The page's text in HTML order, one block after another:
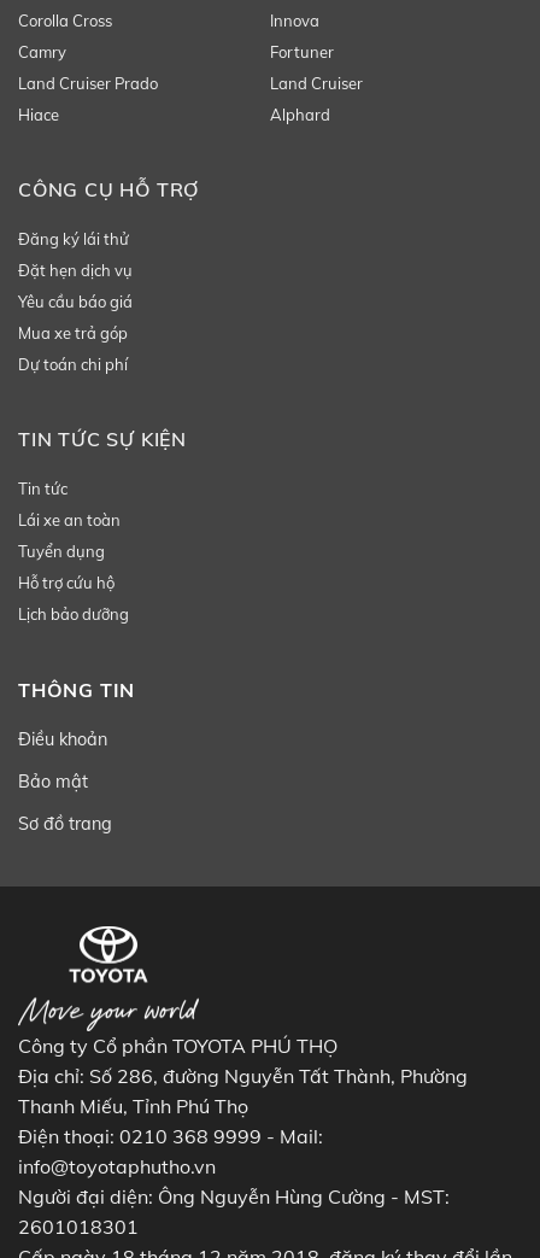
Corolla Cross
Innova
Camry
Fortuner
Land Cruiser Prado
Land Cruiser
Hiace
Alphard
CÔNG CỤ HỖ TRỢ
Đăng ký lái thử
Đặt hẹn dịch vụ
Yêu cầu báo giá
Mua xe trả góp
Dự toán chi phí
TIN TỨC SỰ KIỆN
Tin tức
Lái xe an toàn
Tuyển dụng
Hỗ trợ cứu hộ
Lịch bảo dưỡng
THÔNG TIN
Điều khoản
Bảo mật
Sơ đồ trang
Công ty Cổ phần TOYOTA PHÚ THỌ
Địa chỉ: Số 286, đường Nguyễn Tất Thành, Phường
Thanh Miếu, Tỉnh Phú Thọ
Điện thoại: 0210 368 9999 - Mail:
info@toyotaphutho.vn
Người đại diện: Ông Nguyễn Hùng Cường - MST:
2601018301